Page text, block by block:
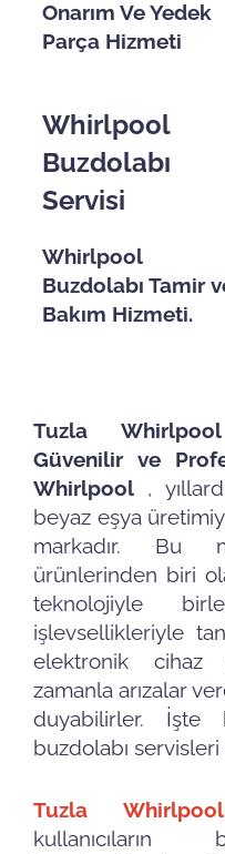
Onarım Ve Yedek
Parça Hizmeti
Whirlpool
Buzdolabı
Servisi
Whirlpool
Buzdolabı Tamir
Bakım Hizmeti.
Tuzla
Güvenilir ve
Whirlpool ,
beyaz eşya
markadır. Bu
ürünlerinden biri
teknolojiyle
işlevsellikleriyle
elektronik cihaz
zamanla arızalar
duyabilirler.
buzdolabı
Tuzla
kullanıcıların